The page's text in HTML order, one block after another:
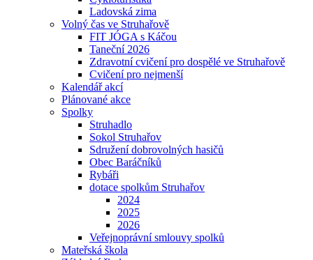
Ladovská zima
Volný čas ve Struhařově
FIT JÓGA s Káčou
Taneční 2026
Zdravotní cvičení pro dospělé ve Struhařově
Cvičení pro nejmenší
Kalendář akcí
Plánované akce
Spolky
Struhadlo
Sokol Struhařov
Sdružení dobrovolných hasičů
Obec Baráčníků
Rybáři
dotace spolkům Struhařov
2024
2025
2026
Veřejnoprávní smlouvy spolků
Mateřská škola